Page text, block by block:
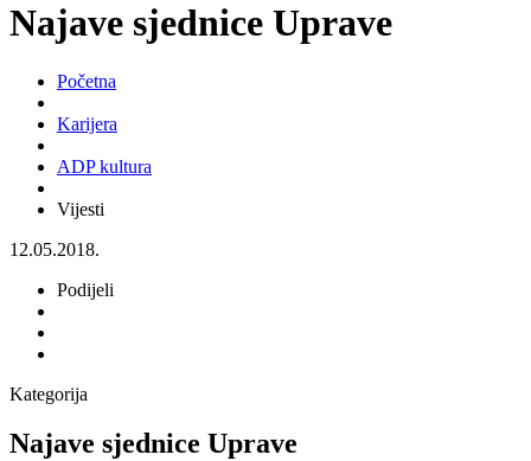
Najave sjednice Uprave
Početna
Karijera
ADP kultura
Vijesti
12.05.2018.
Podijeli
Kategorija
Najave sjednice Uprave